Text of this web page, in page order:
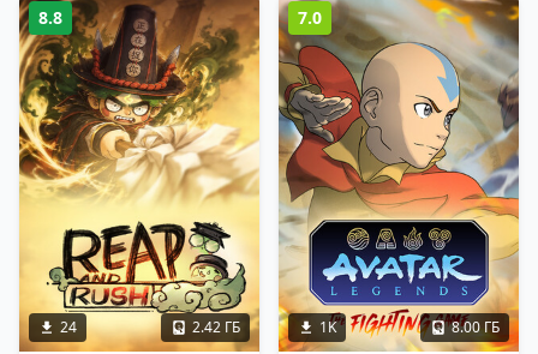
8.8
24 2.42 ГБ
7.0
1K 8.00 ГБ